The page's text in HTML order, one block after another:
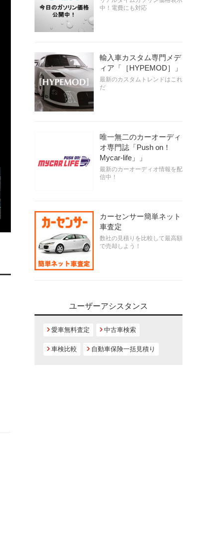
中！電費にも対応
輸入車カスタム専門メデ
ィア「［HYPEMOD］」
最新のカスタムトレンドはこれ
だ
唯一無二のカーオーディ
オ専門誌「Push on！
Mycar-life」」
最新のカーオーディオ情報を配
信中！
カーセンサー簡単ネット
車査定
数社の見積りを比較して最高額
で売却しよう！
ユーザーアシスタンス
愛車無料査定 中古車検索
車検比較 自動車保険一括見積り